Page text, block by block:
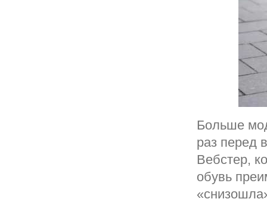
Больше
раз перед
Вебстер,
обувь